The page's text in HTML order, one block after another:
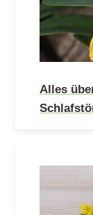
Alles